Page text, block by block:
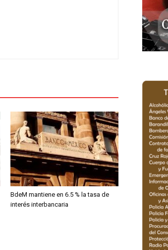
BdeM mantiene en 6.5 % la tasa de
interés interbancaria